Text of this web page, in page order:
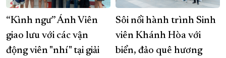
“Kình ngư” Ánh Viên
giao lưu với các vận
động viên "nhí" tại giải
Sôi nổi hành trình Sinh
viên Khánh Hòa với
biển, đảo quê hương